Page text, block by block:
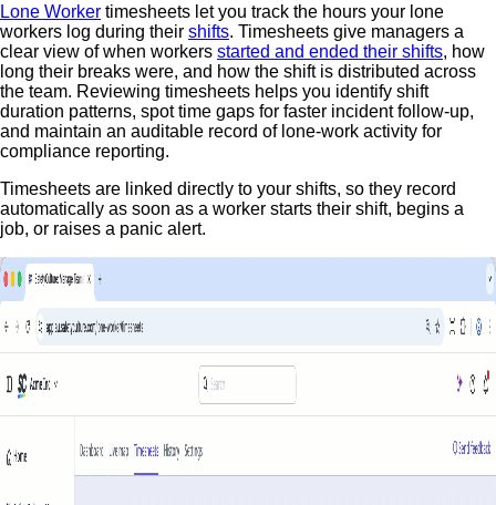
Lone Worker timesheets let you track the hours your lone
workers log during their shifts. Timesheets give managers a
clear view of when workers started and ended their shifts, how
long their breaks were, and how the shift is distributed across
the team. Reviewing timesheets helps you identify shift
duration patterns, spot time gaps for faster incident follow-up,
and maintain an auditable record of lone-work activity for
compliance reporting.
Timesheets are linked directly to your shifts, so they record
automatically as soon as a worker starts their shift, begins a
job, or raises a panic alert.